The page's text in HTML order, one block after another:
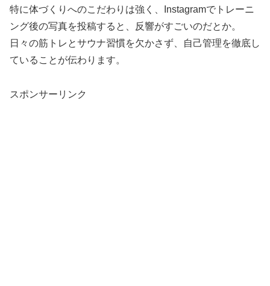
特に体づくりへのこだわりは強く、Instagramでトレーニ
ング後の写真を投稿すると、反響がすごいのだとか。
日々の筋トレとサウナ習慣を欠かさず、自己管理を徹底し
ていることが伝わります。
スポンサーリンク